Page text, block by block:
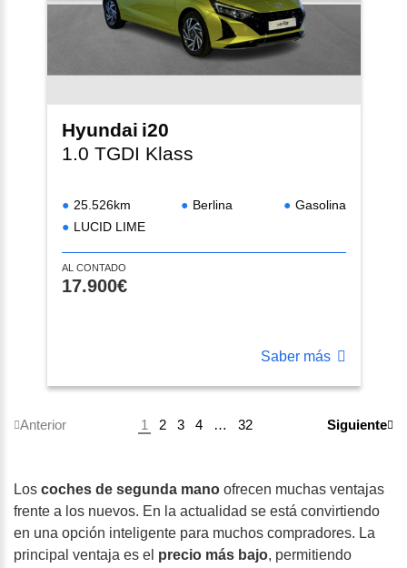
Hyundai i20
1.0 TGDI Klass
25.526km Berlina
Gasolina
LUCID LIME
AL CONTADO
17.900€
Saber más
Anterior 1 2 3 4 … 32 Siguiente
Los coches de segunda mano ofrecen muchas ventajas
frente a los nuevos. En la actualidad se está convirtiendo
en una opción inteligente para muchos compradores. La
principal ventaja es el precio más bajo, permitiendo